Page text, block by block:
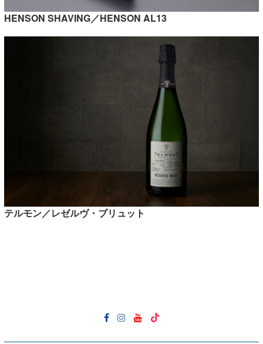
HENSON SHAVING／HENSON AL13
テルモン／レゼルヴ・ブリュット